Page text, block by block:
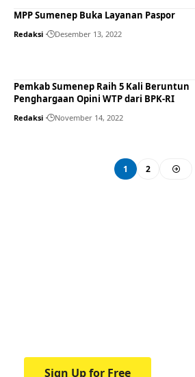
MPP Sumenep Buka Layanan Paspor
Redaksi Desember 13, 2022
Pemkab Sumenep Raih 5 Kali Beruntun
Penghargaan Opini WTP dari BPK-RI
Redaksi November 14, 2022
1 2
Sign Up for Free